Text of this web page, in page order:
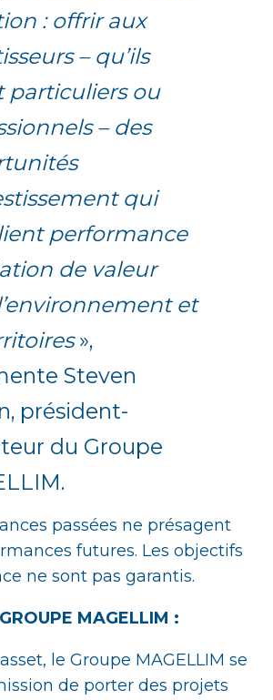
: offrir aux
– qu’ils
particuliers ou
– des
qui
performance
de valeur
et
»,
Steven
président-
du Groupe
passées ne présagent
futures. Les objectifs
ne sont pas garantis.
MAGELLIM :
le Groupe MAGELLIM se
de porter des projets